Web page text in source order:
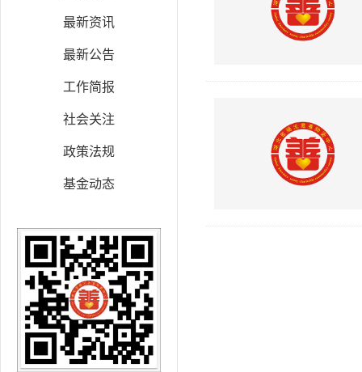
最新资讯
最新公告
工作简报
社会关注
政策法规
基金动态